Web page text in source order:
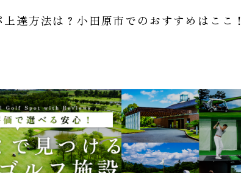
達方法は？小田原市でのおすすめはここ！